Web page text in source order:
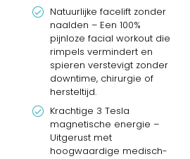
Natuurlijke facelift zonder
naalden – Een 100%
pijnloze facial workout die
rimpels vermindert en
spieren verstevigt zonder
downtime, chirurgie of
hersteltijd.
Krachtige 3 Tesla
magnetische energie –
Uitgerust met
hoogwaardige medisch-